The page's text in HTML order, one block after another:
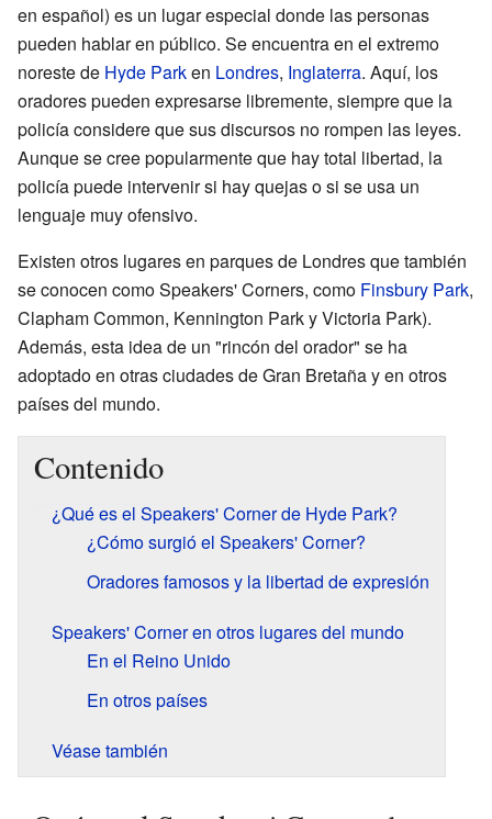
en español) es un lugar especial donde las personas
pueden hablar en público. Se encuentra en el extremo
noreste de Hyde Parken Londres, Inglaterra. Aquí, los
oradores pueden expresarse libremente, siempre que la
policía considere que sus discursos no rompen las leyes.
Aunque se cree popularmente que hay total libertad, la
policía puede intervenir si hay quejas o si se usa un
lenguaje muy ofensivo.
Existen otros lugares en parques de Londres que también
se conocen como Speakers' Corners, como Finsbury Park,
Clapham Common, Kennington Park y Victoria Park).
Además, esta idea de un "rincón del orador" se ha
adoptado en otras ciudades de Gran Bretaña y en otros
países del mundo.
Contenido
¿Qué es el Speakers' Corner de Hyde Park?
¿Cómo surgió el Speakers' Corner?
Oradores famosos y la libertad de expresión
Speakers' Corner en otros lugares del mundo
En el Reino Unido
En otros países
Véase también